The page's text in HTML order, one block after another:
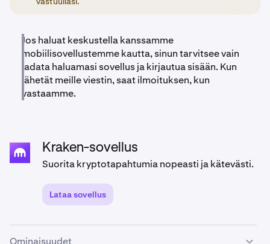
Jos haluat keskustella kanssamme
mobiilisovellustemme kautta, sinun tarvitsee vain
ladata haluamasi sovellus ja kirjautua sisään. Kun
lähetät meille viestin, saat ilmoituksen, kun
vastaamme.
Kraken-sovellus
Suorita kryptotapahtumia nopeasti ja kätevästi.
Lataa sovellus
Ominaisuudet